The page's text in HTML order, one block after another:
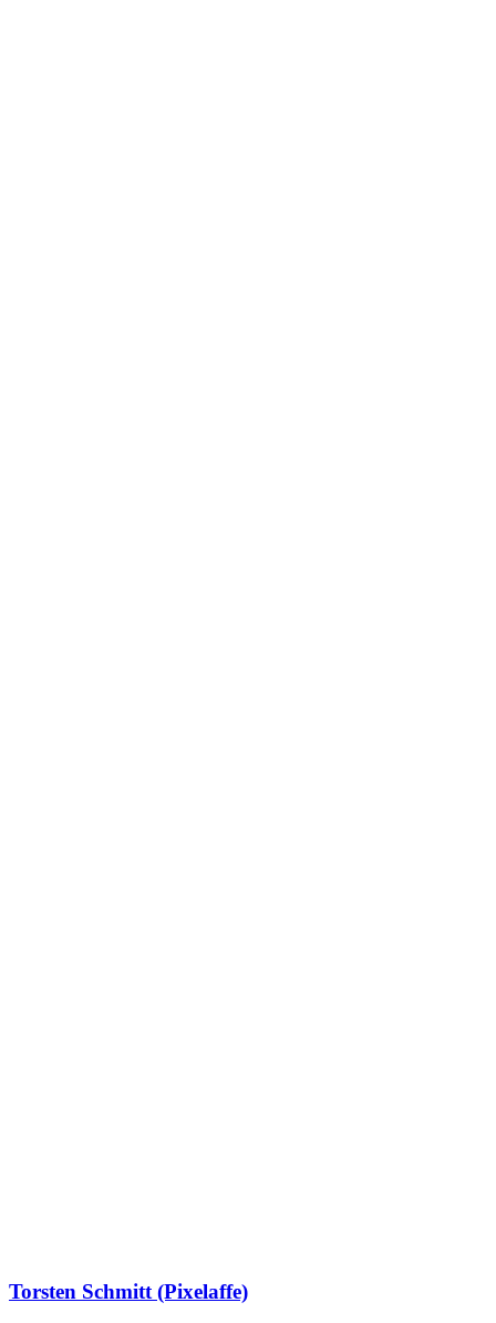
Torsten Schmitt (Pixelaffe)